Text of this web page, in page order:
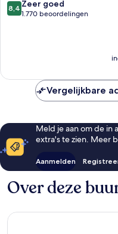
8.4
van
8,4 Zeer goed
1.770 beoordelingen
Vergelijkbare
Meld je aan om de in
extra's te zien. Meer
Aanmelden
Over deze